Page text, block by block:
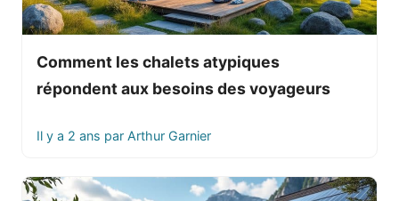
Comment les chalets atypiques
répondent aux besoins des voyageurs
Il y a 2 ans par Arthur Garnier